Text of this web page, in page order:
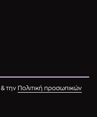
& την
Πολιτική προσωπικών